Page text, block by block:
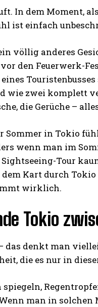
In dem Moment,
ist einfach
völlig anderes
den Feuerwerk-
wie zwei komplett
die Gerüche –
in Tokio
wenn man im
Tour
Kart durch
wirklich.
Tokio
das denkt man
die es nur in
man in